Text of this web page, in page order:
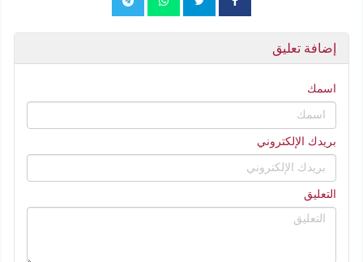
إضافة تعليق
اسمك
بريدك الإلكتروني
التعليق